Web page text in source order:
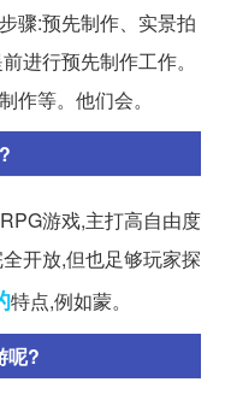
骤:预先制作、实景拍
进行预先制作工作。
作等。他们会。
游戏,主打高自由度
开放,但也足够玩家探
特点,例如蒙。
呢?